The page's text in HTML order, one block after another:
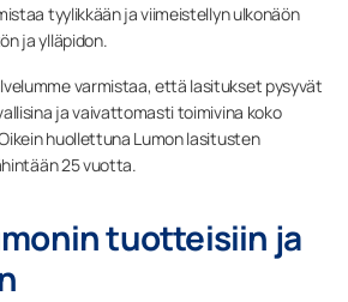
tyylikkään ja viimeistellyn ulkonäön
ja ylläpidon.
varmistaa, että lasitukset pysyvät
ja vaivattomasti toimivina koko
huollettuna Lumon lasitusten
25 vuotta.
tuotteisiin ja